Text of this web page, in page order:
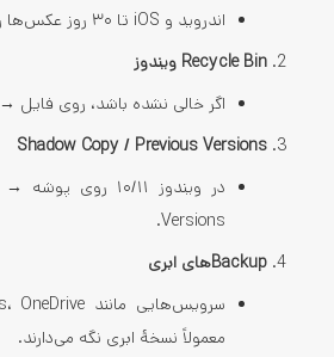
اندروید و iOS تا ۳۰ روز عکس‌ها را نگه می‌دارند.
Recycle Bin ویندوز
اگر خالی نشده باشد، روی فایل → Restore.
Shadow Copy / Previous Versions
Versions.
Backupهای ابری
معمولاً نسخهٔ ابری نگه می‌دارند.